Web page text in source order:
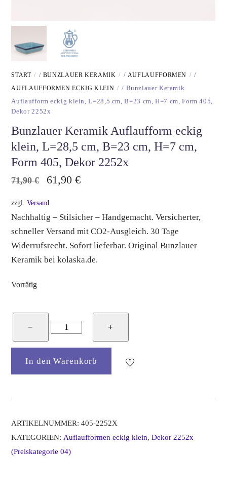
START / BUNZLAUER KERAMIK / AUFLAUFFORMEN
/
AUFLAUFFORMEN ECKIG KLEIN
/ Bunzlauer Keramik
Auflaufform eckig klein, L=28,5 cm, B=23 cm, H=7 cm, Form 405,
Dekor 2252x
Bunzlauer Keramik Auflaufform eckig
klein, L=28,5 cm, B=23 cm, H=7 cm,
Form 405, Dekor 2252x
71,90€
Ursprünglicher
war:
71,90 €
61,90€Aktueller
61,90 €.
zzgl.Versand
Nachhaltig – Stilsicher – Handgemacht. Versicherter,
schneller Versand mit CO2-Ausgleich. 30 Tage
Widerrufsrecht. Sofort lieferbar. Original Bunzlauer
Keramik bei kolaska.de.
Vorrätig
−
Bunzlauer
Keramik
Auflaufform
eckig
klein,
B=23
cm,
H=7
+
In den Warenkorb
ARTIKELNUMMER:405-2252X
KATEGORIEN: Auflaufformen eckig klein,Dekor 2252x
(Preiskategorie 04)